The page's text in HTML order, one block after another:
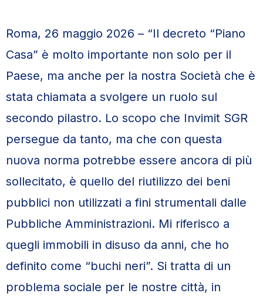
Roma, 26 maggio 2026 – “Il decreto “Piano
Casa” è molto importante non solo per il
Paese, ma anche per la nostra Società che è
stata chiamata a svolgere un ruolo sul
secondo pilastro. Lo scopo che Invimit SGR
persegue da tanto, ma che con questa
nuova norma potrebbe essere ancora di più
sollecitato, è quello del riutilizzo dei beni
pubblici non utilizzati a fini strumentali dalle
Pubbliche Amministrazioni. Mi riferisco a
quegli immobili in disuso da anni, che ho
definito come “buchi neri”. Si tratta di un
problema sociale per le nostre città, in